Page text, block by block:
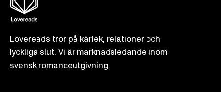
Lovereads tror på kärlek, relationer och
lyckliga slut. Vi är marknadsledande inom
svensk romanceutgivning.